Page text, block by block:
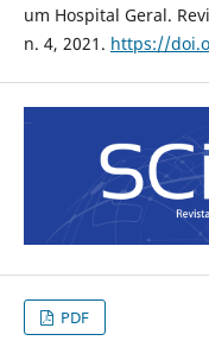
um Hospital Geral.
n. 4, 2021. https://
PDF